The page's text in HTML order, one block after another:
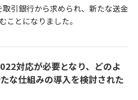
引銀行から求められ、新たな送金
ことになりました。
対応が必要となり、どのよ
な仕組みの導入を検討された